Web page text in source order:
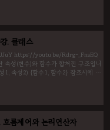
fun whoAmI() { println("$name
. 클래스
https://youtu.be/Rdrg-_FnsEQ
속성(변수)와 함수가 합쳐진 구조입니
1, 속성2) {함수1, 함수2} 참조시에 참
. (예 : 소속.속성, 서울.강남) fun
요. 저는 20살 홍길..
름제어와 논리연산자